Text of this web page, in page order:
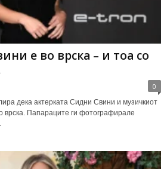
е во врска – и тоа со
0
дека актерката Сидни Свини и музичкиот
врска. Папараците ги фотографирале